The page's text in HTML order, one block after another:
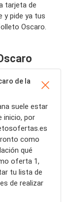
tarjeta de
y pide ya tus
Oscaro.
de la
suele estar
inicio, por
como
qué
oferta 1,
tu lista de
de realizar